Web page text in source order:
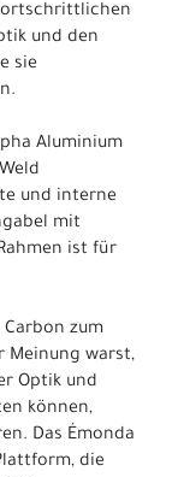
und den
sie
Aluminium
und interne
mit
ist für
zum
Meinung warst,
Optik und
können,
Das Émonda
die